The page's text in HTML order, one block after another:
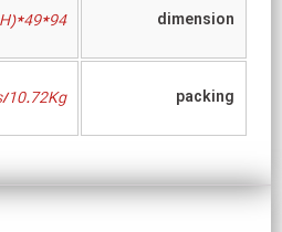
dimension
94*49*25mm (L*W*H)
packing
10.72Kg